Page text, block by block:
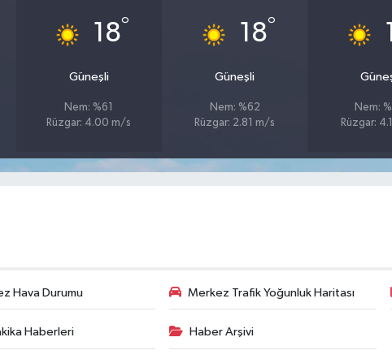
18°
Güneşli
Nem: %61
Rüzgar: 4.00 m/s
18°
Güneşli
Nem: %62
Rüzgar: 2.81 m/s
Nem:
Rüzgar:
Hava Durumu Merkez Trafik Yoğunluk Haritası
Haberleri Haber Arşivi